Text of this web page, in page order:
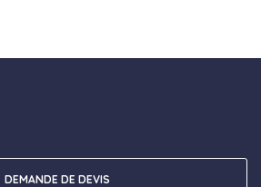
DEMANDE DE DEVIS